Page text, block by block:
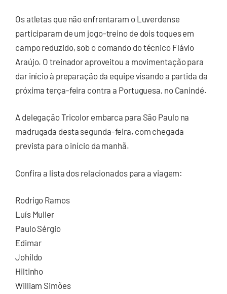
Os atletas que não enfrentaram o Luverdense
participaram de um jogo-treino de dois toques em
campo reduzido, sob o comando do técnico Flávio
Araújo. O treinador aproveitou a movimentação para
dar início à preparação da equipe visando a partida da
próxima terça-feira contra a Portuguesa, no Canindé.
A delegação Tricolor embarca para São Paulo na
madrugada desta segunda-feira, com chegada
prevista para o início da manhã.
Confira a lista dos relacionados para a viagem:
Rodrigo Ramos
Luís Muller
Paulo Sérgio
Edimar
Johildo
Hiltinho
William Simões